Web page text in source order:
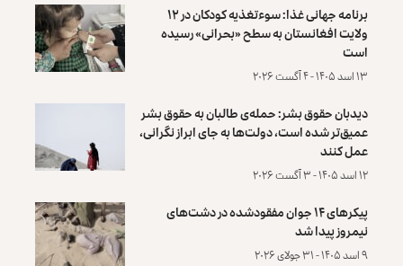
برنامه جهانی غذا: سوءتغذیه کودکان در ۱۲
ولایت افغانستان به سطح «بحرانی» رسیده
است
۱۳ اسد ۱۴۰۵ - ۴ آگست ۲۰۲۶
دیدبان حقوق بشر: حمله‌ی طالبان به حقوق بشر
عمیق‌تر شده است، دولت‌ها به جای ابراز نگرانی،
عمل کنند
۱۲ اسد ۱۴۰۵ - ۳ آگست ۲۰۲۶
پیکرهای ۱۴ جوان مفقودشده در دشت‌های
نیمروز پیدا شد
۹ اسد ۱۴۰۵ - ۳۱ جولای ۲۰۲۶